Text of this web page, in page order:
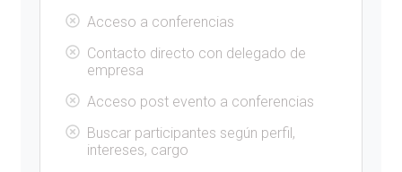
Acceso a conferencias
Contacto directo con delegado de
empresa
Acceso post evento a conferencias
Buscar participantes según perfil,
intereses, cargo